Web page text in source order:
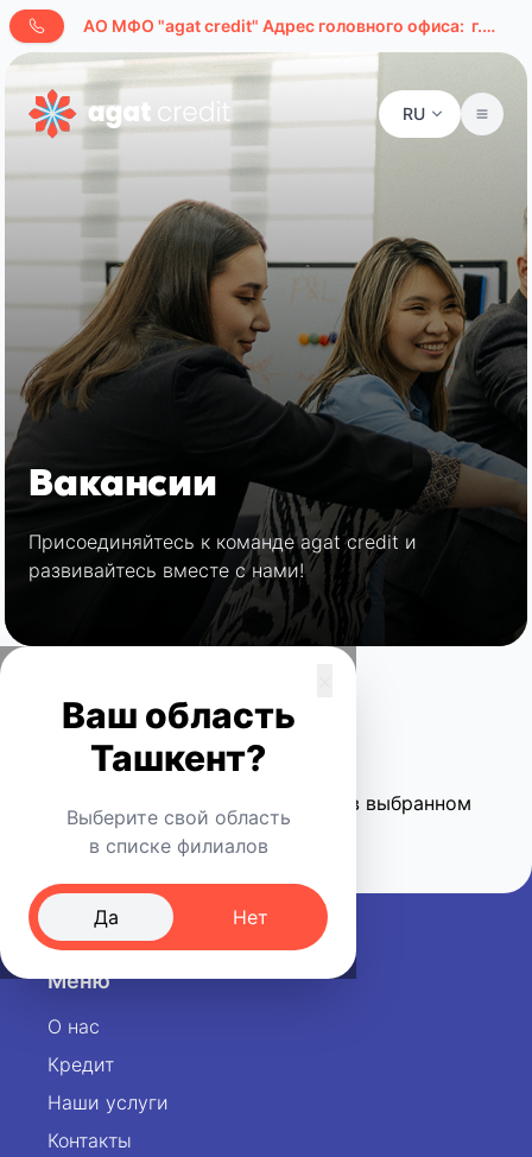
AО МФО "agat credit" Адрес головного офиса: г.Ташкент, ул. Буюк Ипак Йули, д. 127а
RU
Вакансии
Присоединяйтесь к команде agat credit и
развивайтесь вместе с нами!
Ваш область
Ташкент?
Выберите свой область
в списке филиалов
Да Нет
Бухара
К сожалению, на текущий момент в выбранном
городе нет открытых вакансий
Меню
О нас
Кредит
Наши услуги
Контакты